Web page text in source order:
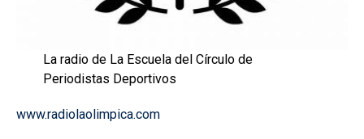
La radio de La Escuela del Círculo de
Periodistas Deportivos
www.radiolaolimpica.com